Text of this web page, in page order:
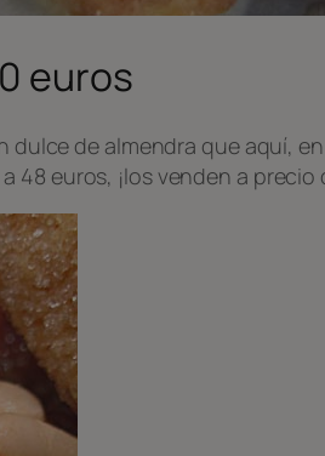
euros
dulce de almendra que aquí,
48 euros, ¡los venden a precio